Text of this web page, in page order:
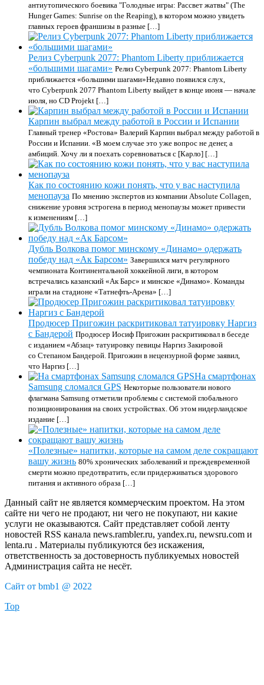
антиутопического боевика "Голодные игры: Рассвет жатвы" (The
Hunger Games: Sunrise on the Reaping), в котором можно увидеть
главных героев франшизы в разные […]
Релиз Cyberpunk 2077: Phantom Liberty приближается
«большими шагами» Релиз Cyberpunk 2077: Phantom Liberty
приближается «большими шагами»Недавно появился слух,
что Cyberpunk 2077 Phantom Liberty выйдет в конце июня — начале
июля, но CD Projekt […]
Карпин выбрал между работой в России и Испании
Главный тренер «Ростова» Валерий Карпин выбрал между работой в
России и Испании. «В моем случае это уже вопрос не денег, а
амбиций. Хочу ли я поехать соревноваться с [Карло] […]
Как по состоянию кожи понять, что у вас наступила
менопауза По мнению экспертов из компании Absolute Collagen,
снижение уровня эстрогена в период менопаузы может привести
к изменениям […]
Дубль Волкова помог минскому «Динамо» одержать
победу над «Ак Барсом» Завершился матч регулярного
чемпионата Континентальной хоккейной лиги, в котором
встречались казанский «Ак Барс» и минское «Динамо». Команды
играли на стадионе «Татнефть-Арена» […]
Продюсер Пригожин раскритиковал татуировку Наргиз
с Бандерой Продюсер Иосиф Пригожин раскритиковал в беседе
с изданием «Абзац» татуировку певицы Наргиз Закировой
со Степаном Бандерой. Пригожин в нецензурной форме заявил,
что Наргиз […]
На смартфонах
Samsung сломался GPS Некоторые пользователи нового
флагмана Samsung отметили проблемы с системой глобального
позиционирования на своих устройствах. Об этом нидерландское
издание […]
«Полезные» напитки, которые на самом деле сокращают
вашу жизнь 80% хронических заболеваний и преждевременной
смерти можно предотвратить, если придерживаться здорового
питания и активного образа […]
Данный сайт не является коммерческим проектом. На этом
сайте ни чего не продают, ни чего не покупают, ни какие
услуги не оказываются. Сайт представляет собой ленту
новостей RSS канала news.rambler.ru, yandex.ru, newsru.com и
lenta.ru . Материалы публикуются без искажения,
ответственность за достоверность публикуемых новостей
Администрация сайта не несёт.
Сайт от bmb1 @ 2022
Top